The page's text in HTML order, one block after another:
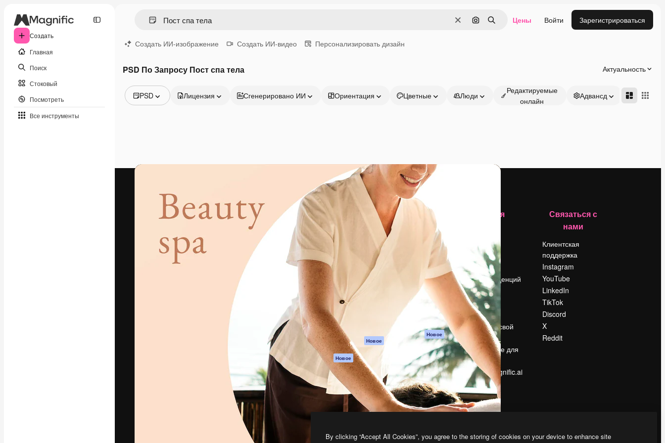
Создать
Главная
Поиск
Стоковый
Посмотреть
Все инструменты
ОчиститьПоиск по изображению
Поиск Цены Войти Зарегистрироваться
Создать ИИ-изображение Создать ИИ-видео Персонализировать дизайн
PSD По Запросу Пост спа тела Актуальность
PSD
Видео
Видеошаблоны
Лицензия Сгенерировано ИИ Ориентация Цветные Люди
Редактируемые
онлайн
Адвансд
Креативная платформа для создания
ваших лучших работ. Более 1 миллиона
подписчиков среди креаторов,
предприятий, агентств и студий.
Продукция
Spaces
ИИ-помощник
Генератор
изображений ИИ
Генератор видео
ИИ
Генератор голоса
на основе ИИ
Стоковый контент
MCP для
Claude/ChatGPT
Новое
Агенты Новое
API
Мобильное
приложение
Все инструменты
Начать
Academy
Документация по
Условия и
положения
Политика
конфиденциальности
Оригиналы Новое
Политика файлов
Центр доверия
Партнеры
Предприятие
Компания
Reviews
Вакансии
Поиск тенденций
Блог
События
Slidesgo
Продайте свой
контент
Помещение для
прессы
Ищете magnific.ai
Связаться с
нами
Клиентская
поддержка
Instagram
YouTube
LinkedIn
TikTok
Discord
X
Reddit
By clicking “Accept All Cookies”, you agree to the storing of cookies on your device to enhance site